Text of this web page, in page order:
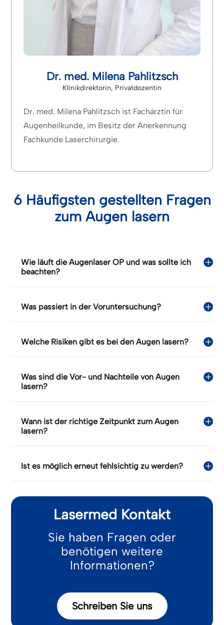
Dr. med. Milena Pahlitzsch
Klinikdirektorin, Privatdozentin
Dr. med. Milena Pahlitzsch ist Fachärztin für
Augenheilkunde, im Besitz der Anerkennung
Fachkunde Laserchirurgie.
6 Häufigsten gestellten Fragen
zum Augen lasern
Wie läuft die Augenlaser OP und was sollte ich
beachten?
Was passiert in der Voruntersuchung?
Welche Risiken gibt es bei den Augen lasern?
Was sind die Vor- und Nachteile von Augen
lasern?
Wann ist der richtige Zeitpunkt zum Augen
lasern?
Ist es möglich erneut fehlsichtig zu werden?
Lasermed Kontakt
Sie haben Fragen oder
benötigen weitere
Informationen?
Schreiben Sie uns